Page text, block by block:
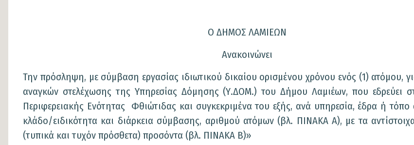
Ο ΔΗΜΟΣ ΛΑΜΙΕΩΝ
Ανακοινώνει
Την πρόσληψη, με σύμβαση εργασίας ιδιωτικού δικαίου ορισμένου χρόνου ενός (1) ατόμου,
αναγκών στελέχωσης της Υπηρεσίας Δόμησης (Υ.ΔΟΜ.) του Δήμου Λαμιέων, που εδρεύει
Περιφερειακής Ενότητας Φθιώτιδας και συγκεκριμένα του εξής, ανά υπηρεσία, έδρα ή
κλάδο/ειδικότητα και διάρκεια σύμβασης, αριθμού ατόμων (βλ. ΠΙΝΑΚΑ Α), με τα
(τυπικά και τυχόν πρόσθετα) προσόντα (βλ. ΠΙΝΑΚΑ Β)»